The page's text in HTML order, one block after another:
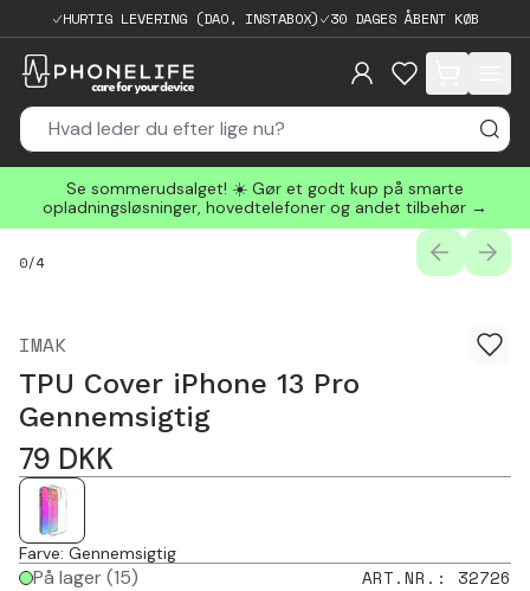
HURTIG LEVERING (DAO, INSTABOX) 30 DAGES ÅBENT KØB
items in cart,
Se sommerudsalget! ☀️ Gør et godt kup på smarte
opladningsløsninger, hovedtelefoner og andet tilbehør →
0/4
IMAK
TPU Cover iPhone 13 Pro
Gennemsigtig
79 DKK
Farve: Gennemsigtig
På lager(15) ART.NR. : 32726